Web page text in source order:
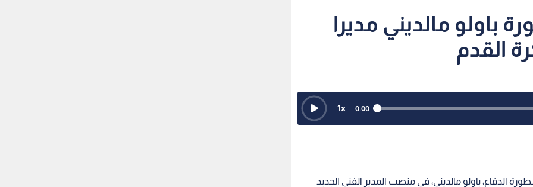
باولو مالديني مديرا
القدم
0:00
1x
الدفاع، باولو مالديني، في منصب المدير الفني الجديد